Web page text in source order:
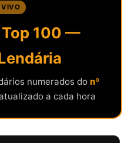
VIVO
Top 100 —
numerados do nº
a cada hora